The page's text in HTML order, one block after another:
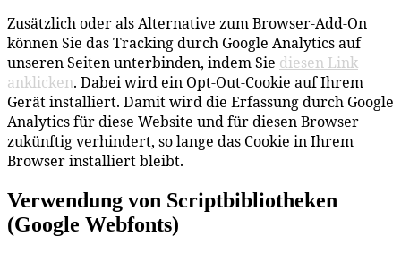
Zusätzlich oder als Alternative zum Browser-Add-On
können Sie das Tracking durch Google Analytics auf
unseren Seiten unterbinden, indem Sie diesen Link
anklicken. Dabei wird ein Opt-Out-Cookie auf Ihrem
Gerät installiert. Damit wird die Erfassung durch Google
Analytics für diese Website und für diesen Browser
zukünftig verhindert, so lange das Cookie in Ihrem
Browser installiert bleibt.
Verwendung von Scriptbibliotheken
(Google Webfonts)